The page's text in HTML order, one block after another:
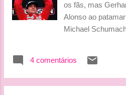
feira, 21h
programa!!!
os fãs, mas
Alonso ao
Michael
pilotos. E é uma
correu tanto com
4 comentários